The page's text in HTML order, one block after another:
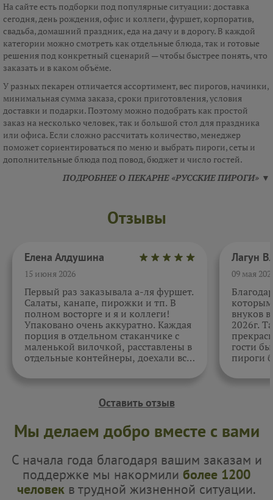
На сайте есть подборки под популярные ситуации: доставка
сегодня, день рождения, офис и коллеги, фуршет, корпоратив,
свадьба, домашний праздник, еда на дачу и в дорогу. В каждой
категории можно смотреть как отдельные блюда, так и готовые
решения под конкретный сценарий — чтобы быстрее понять, что
заказать и в каком объёме.
У разных пекарен отличается ассортимент, вес пирогов, начинки,
минимальная сумма заказа, сроки приготовления, условия
доставки и подарки. Поэтому можно подобрать как простой
заказ на несколько человек, так и большой стол для праздника
или офиса. Если сложно рассчитать количество, менеджер
поможет сориентироваться по меню и выбрать пироги, сеты и
дополнительные блюда под повод, бюджет и число гостей.
ПОДРОБНЕЕ О ПЕКАРНЕ «РУССКИЕ ПИРОГИ» ▼
Отзывы
Елена Алдушина
15 июня 2026
Первый раз заказывала а-ля фуршет.
Салаты, канапе, пирожки и тп. В
полном восторге и я и коллеги!
Упаковано очень аккуратно. Каждая
порция в отдельном стаканчике с
маленькой вилочкой, расставлены в
отдельные контейнеры, доехали все
спасибо за внимательность к датам.
09 мая
внуков
2026г.
гости
пироги
Оставить отзыв
Мы делаем добро вместе с вами
С начала года благодаря вашим заказам и
поддержке мы накормили более 1200
человек в трудной жизненной ситуации.